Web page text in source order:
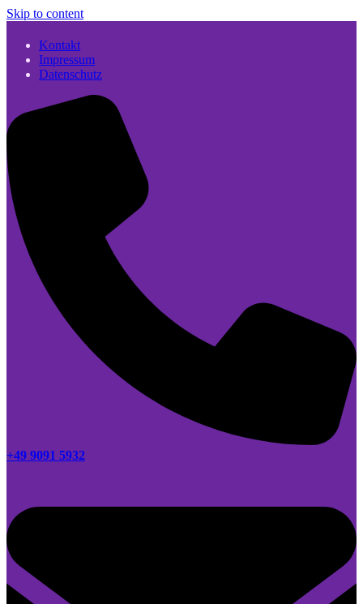
Skip to content
Kontakt
Impressum
Datenschutz
+49 9091 5932